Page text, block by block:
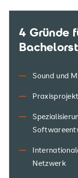
4 Gründe
Sound und
Netzwerk